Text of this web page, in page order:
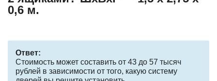
0,6 м.
Ответ:
Стоимость может составить от 43 до 57 тысяч
рублей в зависимости от того, какую систему